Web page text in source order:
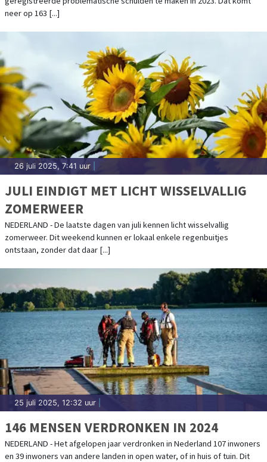
neer op 163 [...]
26 juli 2025, 7:41 uur
JULI EINDIGT MET LICHT WISSELVALLIG
ZOMERWEER
NEDERLAND - De laatste dagen van juli kennen licht wisselvallig
zomerweer. Dit weekend kunnen er lokaal enkele regenbuitjes
ontstaan, zonder dat daar [...]
25 juli 2025, 12:32 uur
146 MENSEN VERDRONKEN IN 2024
NEDERLAND - Het afgelopen jaar verdronken in Nederland 107 inwoners
en 39 inwoners van andere landen in open water, of in huis of tuin. Dit